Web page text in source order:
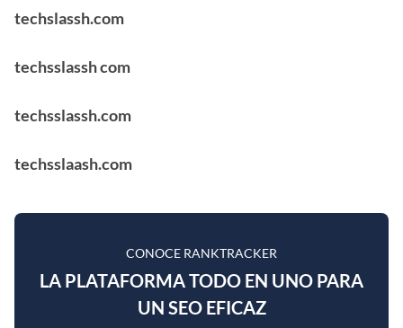
techslassh.com
techsslassh com
techsslassh.com
techsslaash.com
CONOCE RANKTRACKER
LA PLATAFORMA TODO EN UNO PARA
UN SEO EFICAZ